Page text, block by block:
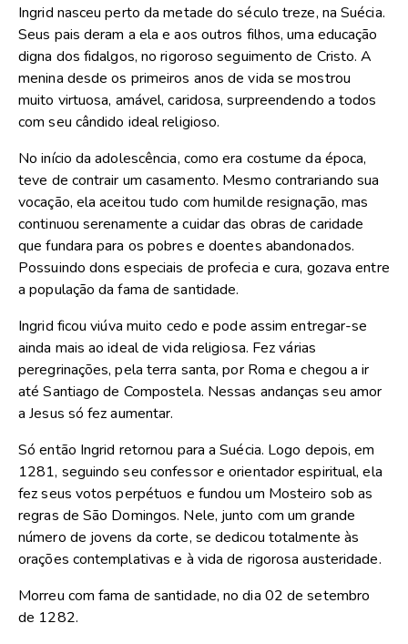
Ingrid nasceu perto da metade do século treze, na Suécia.
Seus pais deram a ela e aos outros filhos, uma educação
digna dos fidalgos, no rigoroso seguimento de Cristo. A
menina desde os primeiros anos de vida se mostrou
muito virtuosa, amável, caridosa, surpreendendo a todos
com seu cândido ideal religioso.
No início da adolescência, como era costume da época,
teve de contrair um casamento. Mesmo contrariando sua
vocação, ela aceitou tudo com humilde resignação, mas
continuou serenamente a cuidar das obras de caridade
que fundara para os pobres e doentes abandonados.
Possuindo dons especiais de profecia e cura, gozava entre
a população da fama de santidade.
Ingrid ficou viúva muito cedo e pode assim entregar-se
ainda mais ao ideal de vida religiosa. Fez várias
peregrinações, pela terra santa, por Roma e chegou a ir
até Santiago de Compostela. Nessas andanças seu amor
a Jesus só fez aumentar.
Só então Ingrid retornou para a Suécia. Logo depois, em
1281, seguindo seu confessor e orientador espiritual, ela
fez seus votos perpétuos e fundou um Mosteiro sob as
regras de São Domingos. Nele, junto com um grande
número de jovens da corte, se dedicou totalmente às
orações contemplativas e à vida de rigorosa austeridade.
Morreu com fama de santidade, no dia 02 de setembro
de 1282.